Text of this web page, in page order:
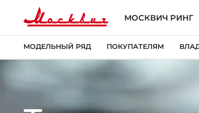
МОСКВИЧ РИНГ
МОДЕЛЬНЫЙ РЯД ПОКУПАТЕЛЯМ